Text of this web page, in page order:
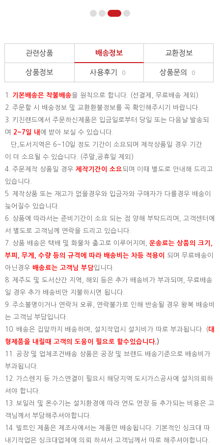
관련상품 배송정보 교환정보
상품정보 사용후기 0 상품문의 0
1. 기본배송은 착불배송을 원칙으로 합니다. (선결제, 무료배송 제외)
2. 주문할 시 배송정보 및 교환환불정보를 꼭 확인해주시기 바랍니다.
3. 키친랜드에서 주문하신제품은 입금일로부터 당일 또는 다음날 발송되
며
2~7일 내 에 받아 보실 수 있습니다.
단,도서지역은 6~10일 정도 기간이 소요되며 제작상품일 경우 기간
이 더 소요될 수 있습니다. (주말,공휴일 제외)
4. 주문제작 상품일 경우 제작기간이 소요되며 이때 별도로 안내해 드리고
있습니다.
5. 제작상품 또는 재고가 없을경우와 입금자와 구매자가 다를경우 배송이
늦어질수 있습니다.
6. 상품에 따라서는 준비기간이 소요 되는 점 양해 부탁드리며, 고객센터에
서 별도로 고객님께 연락을 드리고 있습니다.
7. 상품 배송은 택배 및 화물차 출고로 이루어지며, 운송료는 상품의 크기,
부피, 무게, 수량 등의 규격에 따라 배송비는 차등 적용이
되며 무료배송이
아닌경우 배송료는 고객님 부담입니다.
8. 제주도 및 도서산간 지역, 해외 등은 추가 배송비가 부과되며, 무료배송
일 경우 추가 배송비만 지불하시면 됩니다.
9. 주소불명이거나 연락처 오류, 연락불가로 인해 반송될 경우 왕복 배송비
는 고객님 부담입니다.
10. 배송은 집앞까지 배송하며, 설치작업시 설치비가 따로 부과됩니다. (대
형제품을 내릴때 고객의 도움이 필요로 할수있습니다. )
11. 공장 및 업체조건배송 상품은 공장 및 브랜드 배송기준으로 배송비가
부과됩니다.
12. 가스렌지 등 가스연결이 필요시 해당지역 도시가스공사에 설치의뢰하
셔야 합니다.
13. 보일러 및 온수기는 설치환경에 따라 연도 연장 등 추가되는 비용은 고
객님께서 부담해주셔야합니다.
14. 빌트인 제품은 제조사에서는 제품만 배송됩니다. 기본적인 싱크대 따
내기작업은 싱크대업체에 의뢰 하셔서 고객님께서 따로 해주셔야합니다.